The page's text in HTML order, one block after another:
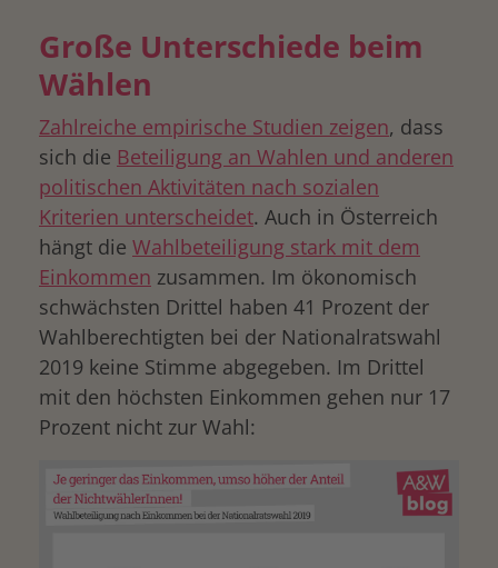
Große Unterschiede beim
Wählen
Zahlreiche empirische Studien zeigen, dass
sich die Beteiligung an Wahlen und anderen
politischen Aktivitäten nach sozialen
Kriterien unterscheidet. Auch in Österreich
hängt die Wahlbeteiligung stark mit dem
Einkommen zusammen. Im ökonomisch
schwächsten Drittel haben 41 Prozent der
Wahlberechtigten bei der Nationalratswahl
2019 keine Stimme abgegeben. Im Drittel
mit den höchsten Einkommen gehen nur 17
Prozent nicht zur Wahl: